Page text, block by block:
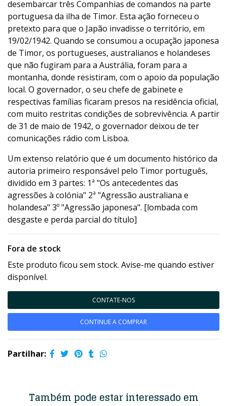
desembarcar três Companhias de comandos na parte
portuguesa da ilha de Timor. Esta ação forneceu o
pretexto para que o Japão invadisse o território, em
19/02/1942. Quando se consumou a ocupação japonesa
de Timor, os portugueses, australianos e holandeses
que não fugiram para a Austrália, foram para a
montanha, donde resistiram, com o apoio da população
local. O governador, o seu chefe de gabinete e
respectivas famílias ficaram presos na residência oficial,
com muito restritas condições de sobrevivência. A partir
de 31 de maio de 1942, o governador deixou de ter
comunicações rádio com Lisboa.
Um extenso relatório que é um documento histórico da
autoria primeiro responsável pelo Timor português,
dividido em 3 partes: 1ª "Os antecedentes das
agressões à colónia" 2ª "Agressão australiana e
holandesa" 3º "Agressão japonesa". [lombada com
desgaste e perda parcial do título]
Fora de stock
Este produto ficou sem stock. Avise-me quando estiver
disponível.
CONTATE-NOS
CONTINUE A COMPRAR
Partilhar:
Também pode estar interessado em